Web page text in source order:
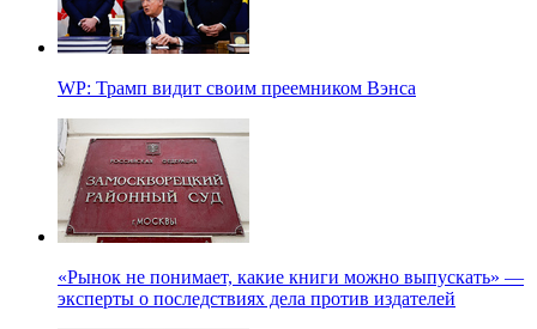
WP: Трамп видит своим преемником Вэнса
«Рынок не понимает, какие книги можно выпускать» —
эксперты о последствиях дела против издателей